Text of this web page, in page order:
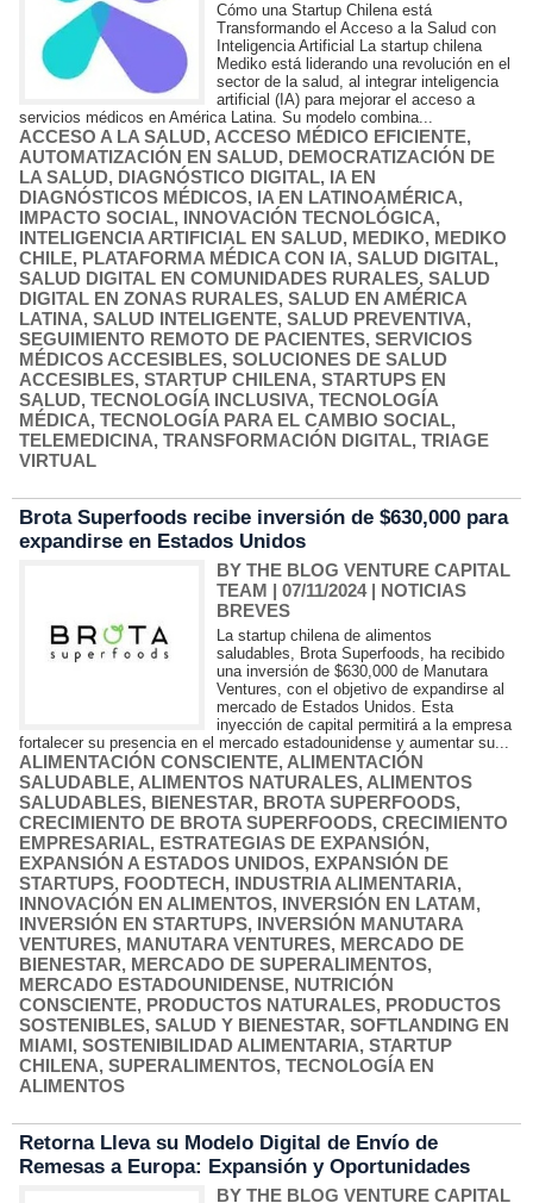
Cómo una Startup Chilena está
Transformando el Acceso a la Salud con
Inteligencia Artificial La startup chilena
Mediko está liderando una revolución en el
sector de la salud, al integrar inteligencia
artificial (IA) para mejorar el acceso a
servicios médicos en América Latina. Su modelo combina...
ACCESO A LA SALUD, ACCESO MÉDICO EFICIENTE,
AUTOMATIZACIÓN EN SALUD, DEMOCRATIZACIÓN DE
LA SALUD, DIAGNÓSTICO DIGITAL, IA EN
DIAGNÓSTICOS MÉDICOS, IA EN LATINOAMÉRICA,
IMPACTO SOCIAL, INNOVACIÓN TECNOLÓGICA,
INTELIGENCIA ARTIFICIAL EN SALUD, MEDIKO, MEDIKO
CHILE, PLATAFORMA MÉDICA CON IA, SALUD DIGITAL,
SALUD DIGITAL EN COMUNIDADES RURALES, SALUD
DIGITAL EN ZONAS RURALES, SALUD EN AMÉRICA
LATINA, SALUD INTELIGENTE, SALUD PREVENTIVA,
SEGUIMIENTO REMOTO DE PACIENTES, SERVICIOS
MÉDICOS ACCESIBLES, SOLUCIONES DE SALUD
ACCESIBLES, STARTUP CHILENA, STARTUPS EN
SALUD, TECNOLOGÍA INCLUSIVA, TECNOLOGÍA
MÉDICA, TECNOLOGÍA PARA EL CAMBIO SOCIAL,
TELEMEDICINA, TRANSFORMACIÓN DIGITAL, TRIAGE
VIRTUAL
Brota Superfoods recibe inversión de $630,000 para
expandirse en Estados Unidos
BY THE BLOG VENTURE CAPITAL
TEAM | 07/11/2024| NOTICIAS
BREVES
La startup chilena de alimentos
saludables, Brota Superfoods, ha recibido
una inversión de $630,000 de Manutara
Ventures, con el objetivo de expandirse al
mercado de Estados Unidos. Esta
inyección de capital permitirá a la empresa
fortalecer su presencia en el mercado estadounidense y aumentar su...
ALIMENTACIÓN CONSCIENTE, ALIMENTACIÓN
SALUDABLE, ALIMENTOS NATURALES, ALIMENTOS
SALUDABLES, BIENESTAR, BROTA SUPERFOODS,
CRECIMIENTO DE BROTA SUPERFOODS, CRECIMIENTO
EMPRESARIAL, ESTRATEGIAS DE EXPANSIÓN,
EXPANSIÓN A ESTADOS UNIDOS, EXPANSIÓN DE
STARTUPS, FOODTECH, INDUSTRIA ALIMENTARIA,
INNOVACIÓN EN ALIMENTOS, INVERSIÓN EN LATAM,
INVERSIÓN EN STARTUPS, INVERSIÓN MANUTARA
VENTURES, MANUTARA VENTURES, MERCADO DE
BIENESTAR, MERCADO DE SUPERALIMENTOS,
MERCADO ESTADOUNIDENSE, NUTRICIÓN
CONSCIENTE, PRODUCTOS NATURALES, PRODUCTOS
SOSTENIBLES, SALUD Y BIENESTAR, SOFTLANDING EN
MIAMI, SOSTENIBILIDAD ALIMENTARIA, STARTUP
CHILENA, SUPERALIMENTOS, TECNOLOGÍA EN
ALIMENTOS
Retorna Lleva su Modelo Digital de Envío de
Remesas a Europa: Expansión y Oportunidades
BY THE BLOG VENTURE CAPITAL